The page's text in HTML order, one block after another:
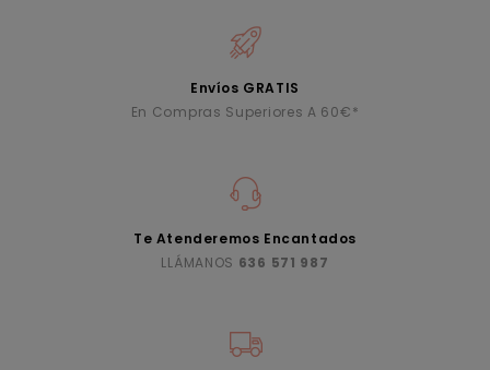
Envíos GRATIS
En Compras Superiores A 60€*
Te Atenderemos Encantados
LLÁMANOS 636 571 987